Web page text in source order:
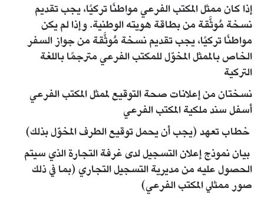
إذا كان ممثل المكتب الفرعي مواطنًا تركيًا، يجب تقديم
نسخة مُوثَّقة من بطاقة هويته الوطنية. وإذا لم يكن
مواطنًا تركيًا، يجب تقديم نسخة مُوثَّقة من جواز السفر
الخاص بالممثل المخوّل للمكتب الفرعي مترجمًا باللغة
التركية
نسختان من إعلانات صحة التوقيع لممثل المكتب الفرعي
أسفل سند ملكية المكتب الفرعي
خطاب تعهد (يجب أن يحمل توقيع الطرف المخوّل بذلك)
بيان نموذج إعلان التسجيل لدى غرفة التجارة الذي سيتم
الحصول عليه من مديرية التسجيل التجاري (بما في ذلك
صور ممثلي المكتب الفرعي)